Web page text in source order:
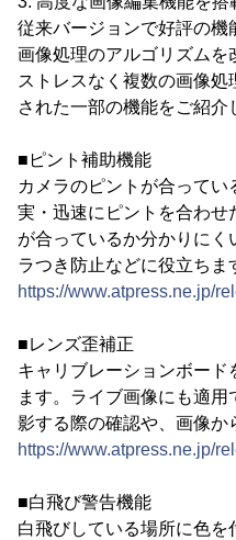
従来バージョンで好評の機
画像処理のアルゴリズム
ストレスなく複数の画像処
された一部の機能をご紹介
■ピント補助機能
カメラのピントが合って
実・迅速にピントを合わせ
が合っているか分かりに
ラつき防止などに役立ちま
https://www.atpress.ne.jp/
■レンズ歪補正
キャリブレーションボード
ます。ライブ画像にも適
影する際の確認や、画像か
https://www.atpress.ne.jp/
■白飛び警告機能
白飛びしている場所に色を